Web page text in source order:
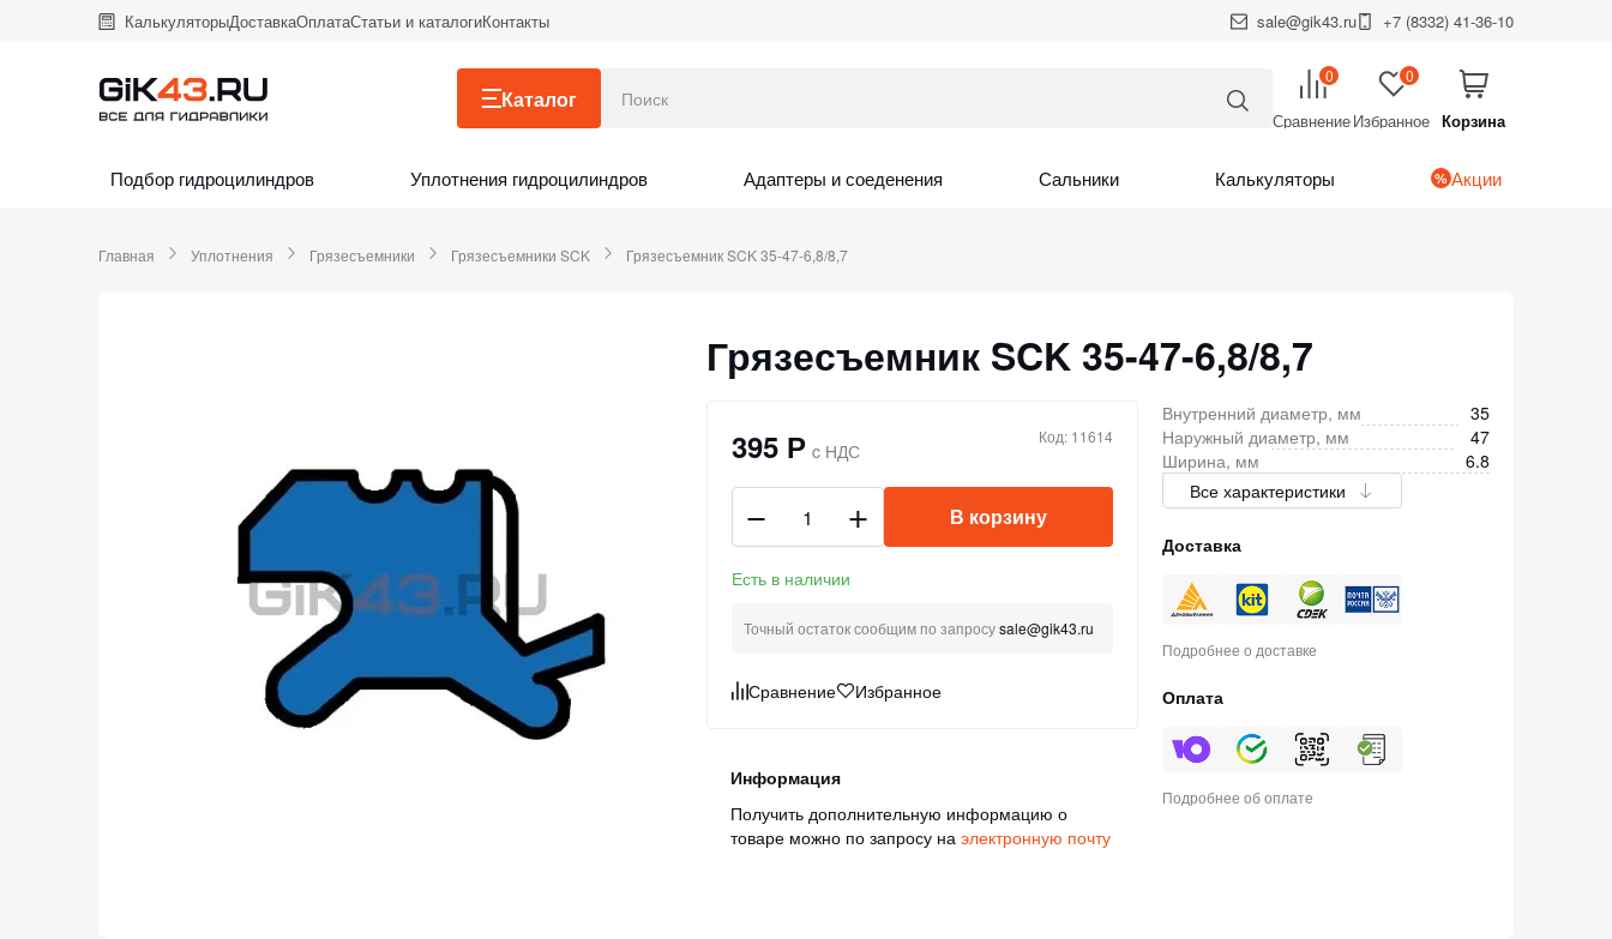
КалькуляторыДоставкаОплатаСтатьи и каталогиКонтакты sale@gik43.ru +7 (8332) 41-36-10
Каталог
0
Сравнение
0
Избранное Корзина
Подбор гидроцилиндров Уплотнения гидроцилиндров Адаптеры и соеденения Сальники Калькуляторы Акции
Главная Уплотнения Грязесъемники Грязесъемники SCK Грязесъемник SCK 35-47-6,8/8,7
Грязесъемник SCK 35-47-6,8/8,7
395 Р c НДС
Код: 11614
В корзину
Есть в наличии
Точный остаток сообщим по запросуsale@gik43.ru
Сравнение Избранное
Информация
Получить дополнительную информацию о
товаре можно по запросу на электронную почту
Внутренний диаметр, мм
35
Наружный диаметр, мм
47
Ширина, мм
6.8
Все характеристики
Доставка
Подробнее о доставке
Оплата
Подробнее об оплате